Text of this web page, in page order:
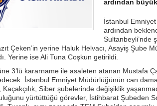
ardından
İstanbul
ardından
Sultanbeyli’nde
Çeken’in yerine Haluk Helvacı, Asayiş Şube
Yerine ise Ali Tuna Coşkun getirildi.
3’lü kararname ile asaleten atanan Mustafa
İstanbul Emniyet Müdürlüğünün can
Siber şubelerinde değişiklik
yürtüttüğü görevler, İstihbarat Şubeden